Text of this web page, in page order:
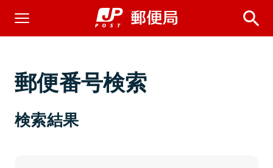
郵便番号検索
検索結果